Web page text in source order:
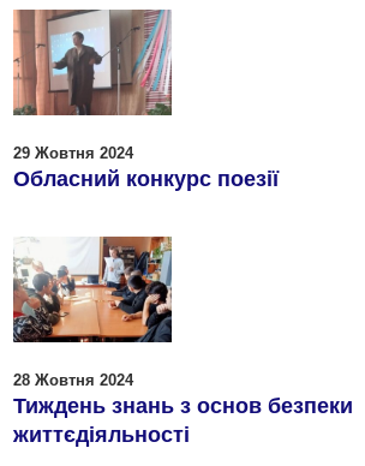
29 Жовтня 2024
Обласний конкурс поезії
28 Жовтня 2024
Тиждень знань з основ безпеки
життєдіяльності